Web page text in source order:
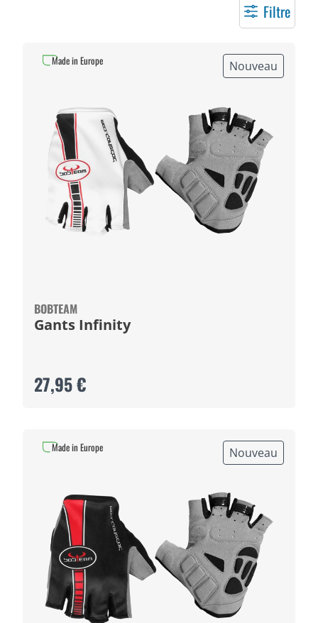
Filtre
Nouveau
BOBTEAM
Gants Infinity
27,95 €
Made in Europe
Nouveau
Made in Europe